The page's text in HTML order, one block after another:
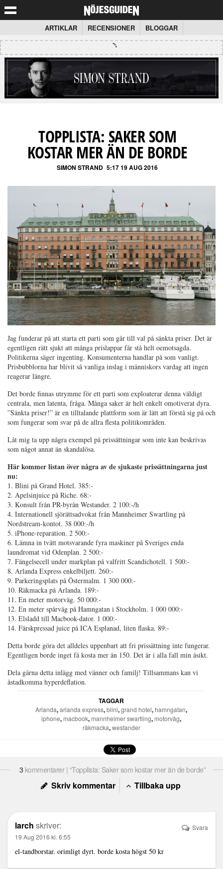
ARTIKLAR RECENSIONER BLOGGAR
TOPPLISTA: SAKER SOM
KOSTAR MER ÄN DE BORDE
SIMON STRAND 5:17 19 AUG 2016
Jag funderar på att starta ett parti som går till val på sänkta priser. Det är
egentligen rätt sjukt att många prislappar får stå helt oemotsagda.
Politikerna säger ingenting. Konsumenterna handlar på som vanligt.
Prisbubblorna har blivit så vanliga inslag i människors vardag att ingen
reagerar längre.
Det borde finnas utrymme för ett parti som exploaterar denna väldigt
centrala, men latenta, fråga. Många saker är helt enkelt omotiverat dyra.
”Sänkta priser!” är en tilltalande plattform som är lätt att förstå sig på och
som fungerar som svar på de allra flesta politikområden.
Låt mig ta upp några exempel på prissättningar som inte kan beskrivas
som något annat än skandalösa.
Här kommer listan över några av de sjukaste prissättningarna just
nu:
1. Blini på Grand Hotel. 385:-
2. Apelsinjuice på Riche. 68:-
3. Konsult från PR-byrån Westander. 2 100:-/h
4. Internationell sjörättsadvokat från Mannheimer Swartling på
Nordstream-kontot. 38 000:-/h
5. iPhone-reparation. 2 500:-
6. Lämna in tvätt motsvarande fyra maskiner på Sveriges enda
laundromat vid Odenplan. 2 500:-
7. Fängelsecell under markplan på valfritt Scandichotell. 1 500:-
8. Arlanda Express enkelbiljett. 260:-
9. Parkeringsplats på Östermalm. 1 300 000:-
10. Räkmacka på Arlanda. 189:-
11. En meter motorväg. 50 000:-
12. En meter spårväg på Hamngatan i Stockholm. 1 000 000:-
13. Elsladd till Macbook-dator. 1 000:-
14. Färskpressad juice på ICA Esplanad, liten flaska. 89:-
Detta borde göra det alldeles uppenbart att fri prissättning inte fungerar.
Egentligen borde inget få kosta mer än 150. Det är i alla fall min åsikt.
Dela gärna detta inlägg med vänner och familj! Tillsammans kan vi
åstadkomma hyperdeflation.
TAGGAR
Arlanda,arlanda express,blini,grand hotel,hamngatan,
iphone,macbook,mannheimer swartling,motorväg,
räkmacka,westander
3 kommentarer | “Topplista: Saker som kostar mer än de borde”
Skriv kommentar Tillbaka upp
larch skriver:
19 Aug 2016 kl. 6:55
el-tandborstar. orimligt dyrt. borde kosta högst 50 kr
Svara